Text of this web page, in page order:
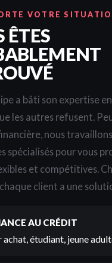
VOTRE
ÊTES
a bâti son expertise
les autres refusent.
nous
spécialisés pour vous
et compétitives.
client a une
AU CRÉDIT
achat, étudiant, jeune